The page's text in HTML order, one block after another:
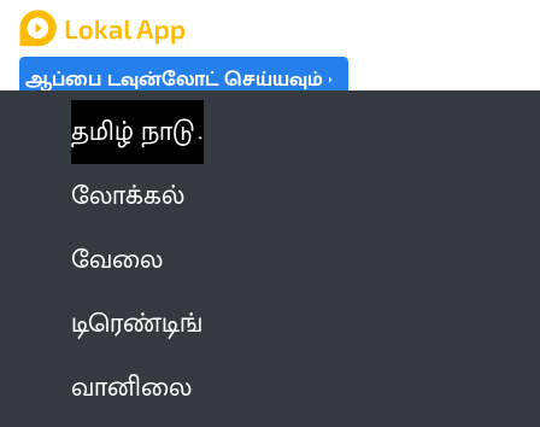
ஆப்பை டவுன்லோட் செய்யவும்
தமிழ் நாடு
லோக்கல்
வேலை
டிரெண்டிங்
வானிலை